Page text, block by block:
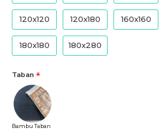
120x120 120x180 160x160
180x180 180x280
Taban
Bambu Taban